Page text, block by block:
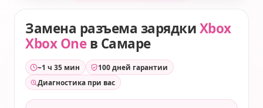
Замена разъема зарядкиXbox
Xbox Oneв Самаре
~1 ч 35 мин
100 дней гарантии
Диагностика при вас